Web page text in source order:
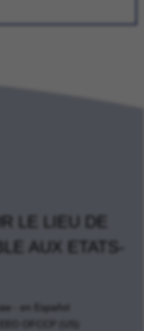
LE LIEU DE
AUX ETATS-
- en Español
OFCCP (US)